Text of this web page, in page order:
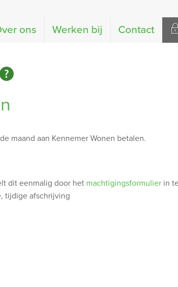
ons Werken bij Contact
maand aan Kennemer Wonen betalen.
dit eenmalig door het machtigingsformulier in
tijdige afschrijving